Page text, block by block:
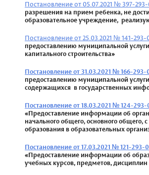
Постановление от 05.07.2021 № 397-293-
разрешения наприем ребенка, не
образовательноеучреждение,
Постановление от 25.03.2021 № 141-293-
предоставлению муниципальной
капитального строительства»
Постановление от 31.03.2021 № 166-293-
предоставлению муниципальной
содержащихся в государственных
Постановление от 18.03.2021 № 124-293-
«Предоставление информацииоб
начальногообщего, основного общего, с
образования вобразовательных
Постановление от 17.03.2021 № 121-293-
«Предоставление информацииоб
учебных курсов,предметов,